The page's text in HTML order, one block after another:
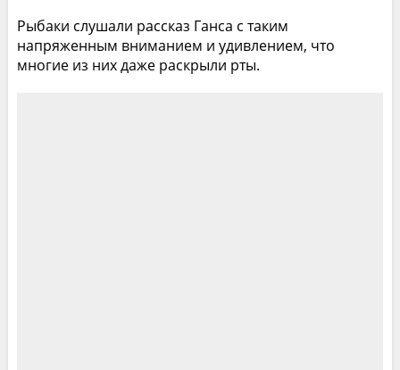
Рыбаки слушали рассказ Ганса с таким
напряженным вниманием и удивлением, что
многие из них даже раскрыли рты.